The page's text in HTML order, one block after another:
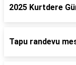
2025 Kurtdere
Tapu randevu